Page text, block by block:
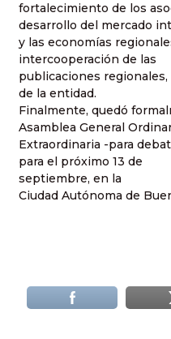
fortalecimiento de los
desarrollo del mercado
y las economías
intercooperación de las
publicaciones
de la entidad.
Finalmente, quedó
Asamblea General
Extraordinaria -para
para el próximo 13 de
septiembre, en la
Ciudad Autónoma de